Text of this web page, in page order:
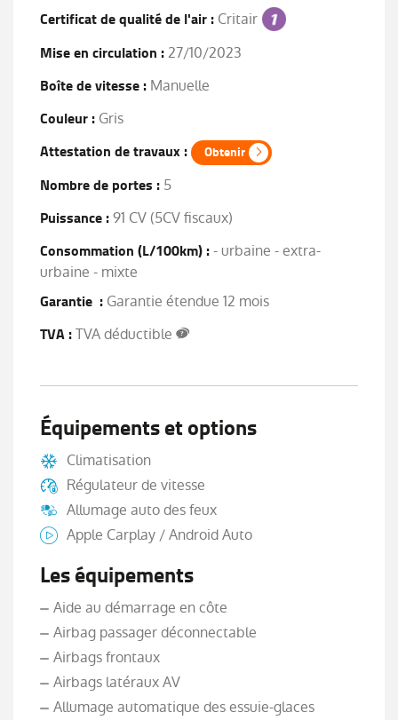
Certificat de qualité de l'air : Critair
Mise en circulation :27/10/2023
Boîte de vitesse : Manuelle
Couleur : Gris
Attestation de travaux : Obtenir
Nombre de portes : 5
Puissance :91 CV (5CV fiscaux)
Consommation (L/100km) :- urbaine - extra-
urbaine - mixte
Garantie : Garantie étendue 12 mois
TVA :TVA déductible
Équipements et options
Climatisation
Régulateur de vitesse
Allumage auto des feux
Apple Carplay / Android Auto
Les équipements
Aide au démarrage en côte
Airbag passager déconnectable
Airbags frontaux
Airbags latéraux AV
Allumage automatique des essuie-glaces